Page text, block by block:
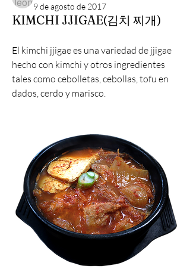
9 de agosto de 2017
KIMCHI JJIGAE(김치 찌개)
El kimchi jjigae es una variedad de jjigae
hecho con kimchi y otros ingredientes
tales como cebolletas, cebollas, tofu en
dados, cerdo y marisco.